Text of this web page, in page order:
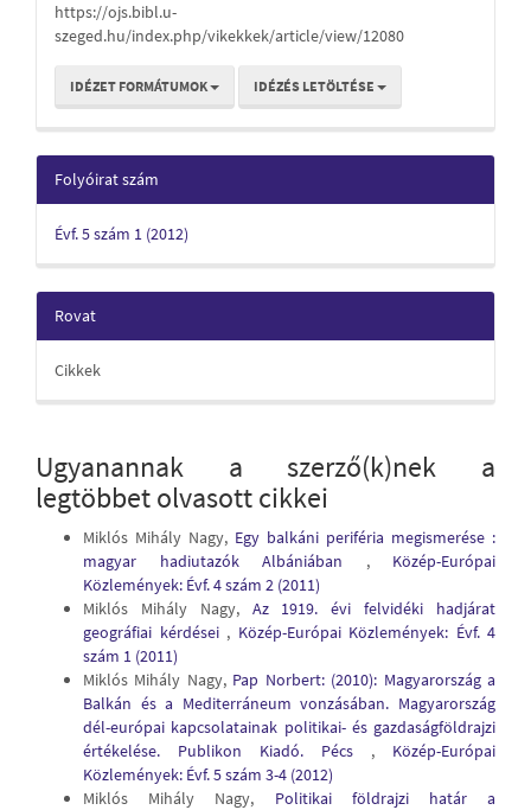
https://ojs.bibl.u-
szeged.hu/index.php/vikekkek/article/view/12080
IDÉZET FORMÁTUMOK IDÉZÉS LETÖLTÉSE
Folyóirat szám
Évf. 5 szám 1 (2012)
Rovat
Cikkek
Ugyanannak a szerző(k)nek a
legtöbbet olvasott cikkei
Miklós Mihály Nagy, Egy balkáni periféria megismerése :
magyar hadiutazók Albániában , Közép-Európai
Közlemények: Évf. 4 szám 2 (2011)
Miklós Mihály Nagy, Az 1919. évi felvidéki hadjárat
geográfiai kérdései , Közép-Európai Közlemények: Évf. 4
szám 1 (2011)
Miklós Mihály Nagy, Pap Norbert: (2010): Magyarország a
Balkán és a Mediterráneum vonzásában. Magyarország
dél-európai kapcsolatainak politikai- és gazdaságföldrajzi
értékelése. Publikon Kiadó. Pécs , Közép-Európai
Közlemények: Évf. 5 szám 3-4 (2012)
Miklós Mihály Nagy, Politikai földrajzi határ a